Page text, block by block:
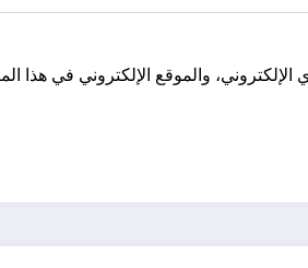
والموقع الإلكتروني في هذا